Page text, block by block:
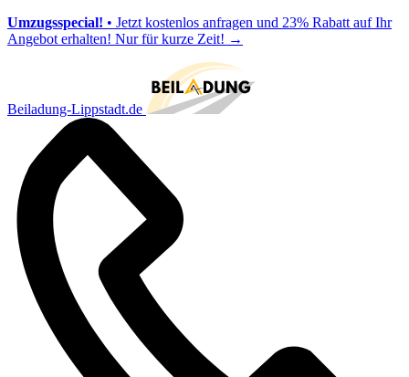
Umzugsspecial! • Jetzt kostenlos anfragen und 23% Rabatt auf Ihr
Angebot erhalten! Nur für kurze Zeit! →
Beiladung-Lippstadt.de